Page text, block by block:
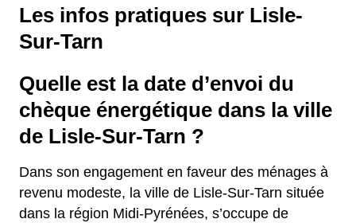
Les infos pratiques sur Lisle-
Sur-Tarn
Quelle est la date d’envoi du
chèque énergétique dans la ville
de Lisle-Sur-Tarn ?
Dans son engagement en faveur des ménages à
revenu modeste, la ville de Lisle-Sur-Tarn située
dans la région Midi-Pyrénées, s’occupe de